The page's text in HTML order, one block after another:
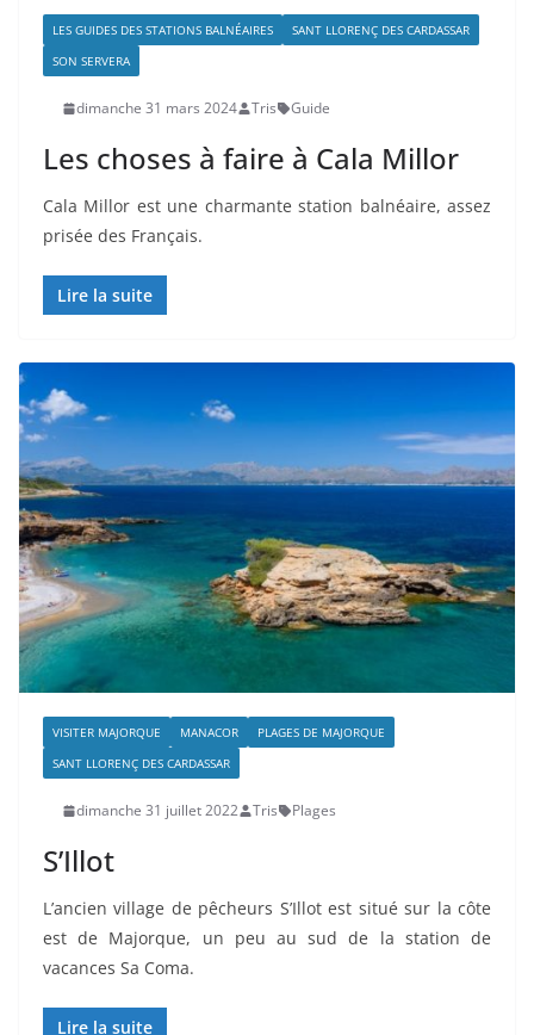
LES GUIDES DES STATIONS BALNÉAIRES
SANT LLORENÇ DES CARDASSAR
SON SERVERA
dimanche 31 mars 2024 Tris Guide
Les choses à faire à Cala Millor
Cala Millor est une charmante station balnéaire, assez
prisée des Français.
Lire la suite
VISITER MAJORQUE MANACOR
PLAGES DE MAJORQUE
SANT LLORENÇ DES CARDASSAR
dimanche 31 juillet 2022 Tris Plages
S’Illot
L’ancien village de pêcheurs S’Illot est situé sur la côte
est de Majorque, un peu au sud de la station de
vacances Sa Coma.
Lire la suite